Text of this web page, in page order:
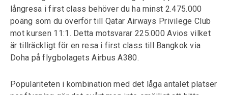
långresa i first class behöver du ha minst 2.475.000
poäng som du överför till Qatar Airways Privilege Club
mot kursen 11:1. Detta motsvarar 225.000 Avios vilket
är tillräckligt för en resa i first class till Bangkok via
Doha på flygbolagets Airbus A380.
Populariteten i kombination med det låga antalet platser